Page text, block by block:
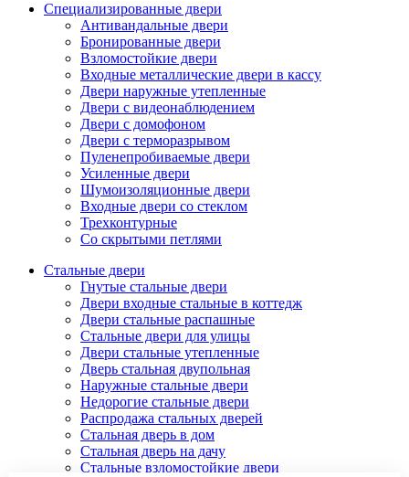
Специализированные двери
Антивандальные двери
Бронированные двери
Взломостойкие двери
Входные металлические двери в кассу
Двери наружные утепленные
Двери с видеонаблюдением
Двери с домофоном
Двери с терморазрывом
Пуленепробиваемые двери
Усиленные двери
Шумоизоляционные двери
Входные двери со стеклом
Трехконтурные
Со скрытыми петлями
Стальные двери
Гнутые стальные двери
Двери входные стальные в коттедж
Двери стальные распашные
Стальные двери для улицы
Двери стальные утепленные
Дверь стальная двупольная
Наружные стальные двери
Недорогие стальные двери
Распродажа стальных дверей
Стальная дверь в дом
Стальная дверь на дачу
Стальные взломостойкие двери